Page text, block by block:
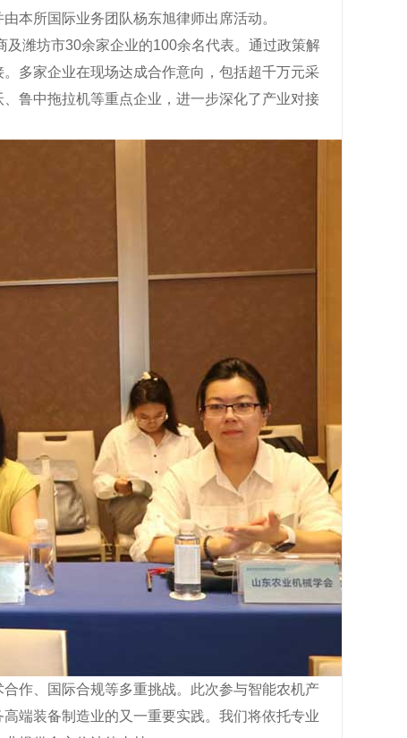
本所国际业务团队杨东旭律师出席活动。
潍坊市30余家企业的100余名代表。通过政策解
多家企业在现场达成合作意向，包括超千万元采
鲁中拖拉机等重点企业，进一步深化了产业对接
作、国际合规等多重挑战。此次参与智能农机产
端装备制造业的又一重要实践。我们将依托专业